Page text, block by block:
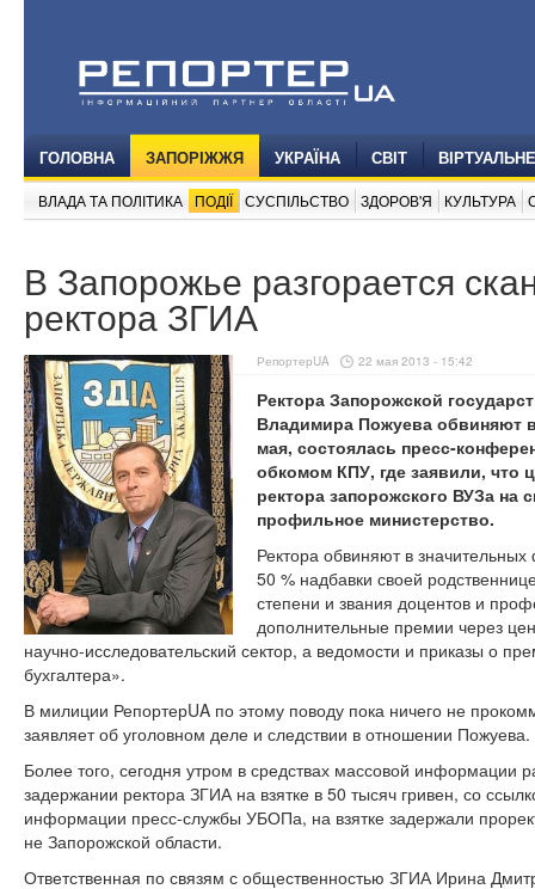
ГОЛОВНА ЗАПОРІЖЖЯ УКРАЇНА СВІТ
ВЛАДА ТА ПОЛІТИКА ПОДІЇ СУСПІЛЬСТВО ЗДОРОВ'Я КУЛЬТУРА
В Запорожье разгорается
ректора ЗГИА
РепортерUA 22 мая 2013 - 15:42
Ректора Запорожской
Владимира Пожуева обвиняют
мая, состоялась пресс-
обкомом КПУ, где заявили, что
ректора запорожского ВУЗа на
профильное министерство.
Ректора обвиняют в
50 % надбавки своей
степени и звания доцентов и
дополнительные премии через
научно-исследовательский сектор, а ведомости и приказы о
бухгалтера».
В милиции РепортерUA по этому поводу пока ничего не
заявляет об уголовном деле и следствии в отношении Пожуева.
Более того, сегодня утром в средствах массовой
задержании ректора ЗГИА на взятке в 50 тысяч гривен, со
информации пресс-службы УБОПа, на взятке задержали
не Запорожской области.
Ответственная по связям с общественностью ЗГИА Ирина